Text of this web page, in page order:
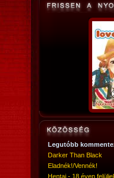
Legutóbb
Darker Than Black
Eladnék!/Vennék!
Hentai - 18 éven